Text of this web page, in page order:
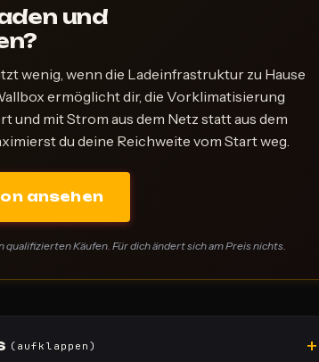
und
wenig, wenn die Ladeinfrastruktur zu Hause
ermöglicht dir, die Vorklimatisierung
und mit Strom aus dem Netz statt aus dem
du deine Reichweite vom Start weg.
ansehen
Käufen. Für dich ändert sich am Preis nichts.
(aufklappen)